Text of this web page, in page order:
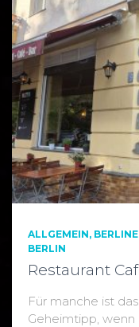
ALLGEMEIN
BERLIN
Restaurant
Für manche ist
Geheimtipp,